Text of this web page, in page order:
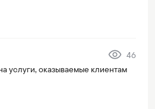
46
услуги, оказываемые клиентам